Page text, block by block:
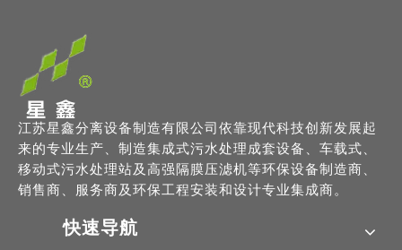
江苏星鑫分离设备制造有限公司依靠现代科技创新发展起
来的专业生产、制造集成式污水处理成套设备、车载式、
移动式污水处理站及高强隔膜压滤机等环保设备制造商、
销售商、服务商及环保工程安装和设计专业集成商。
快速导航